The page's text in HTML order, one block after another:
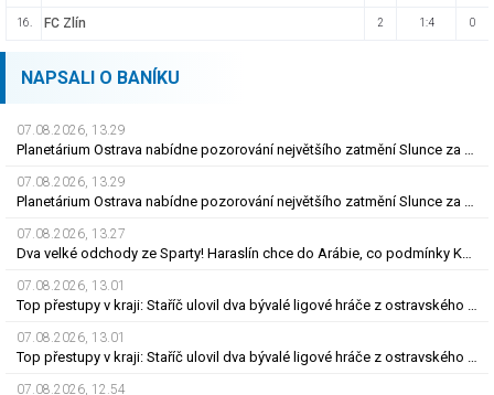
16. FC Zlín 2 1:4 0
NAPSALI O BANÍKU
07.08.2026, 13.29
Planetárium Ostrava nabídne pozorování největšího zatmění Slunce za mnoho let
07.08.2026, 13.29
Planetárium Ostrava nabídne pozorování největšího zatmění Slunce za mnoho let
07.08.2026, 13.27
Dva velké odchody ze Sparty! Haraslín chce do Arábie, co podmínky Kuchtova transferu?
07.08.2026, 13.01
Top přestupy v kraji: Staříč ulovil dva bývalé ligové hráče z ostravského Baníku
07.08.2026, 13.01
Top přestupy v kraji: Staříč ulovil dva bývalé ligové hráče z ostravského Baníku
07.08.2026, 12.54